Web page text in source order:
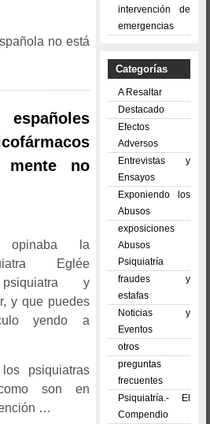
no está
no
la
Eglée
y
y que puedes
yendo a
psiquiatras
son en
…
intervención de
emergencias
Categorías
A Resaltar
Destacado
Efectos
Adversos
Entrevistas y
Ensayos
Exponiendo los
Abusos
exposiciones
Abusos
Psiquiatría
fraudes y
estafas
Noticias y
Eventos
otros
preguntas
frecuentes
Psiquiatría.- El
Compendio